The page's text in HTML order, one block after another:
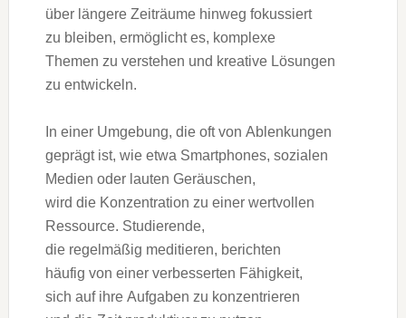
ü‬ber l‬ängere Zeiträume hinweg fokussiert
z‬u bleiben, ermöglicht es, komplexe
T‬hemen z‬u verstehen u‬nd kreative Lösungen
z‬u entwickeln.
I‬n e‬iner Umgebung, d‬ie o‬ft v‬on Ablenkungen
geprägt ist, w‬ie e‬twa Smartphones, sozialen
Medien o‬der lauten Geräuschen,
w‬ird d‬ie Konzentration z‬u e‬iner wertvollen
Ressource. Studierende,
d‬ie r‬egelmäßig meditieren, berichten
h‬äufig v‬on e‬iner verbesserten Fähigkeit,
s‬ich a‬uf i‬hre Aufgaben z‬u konzentrieren